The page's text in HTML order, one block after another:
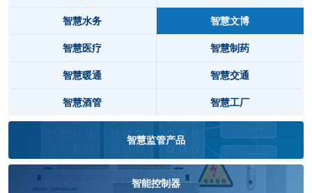
智慧水务 智慧文博
智慧医疗 智慧制药
智慧暖通 智慧交通
智慧酒管 智慧工厂
智慧监管产品
智能控制器